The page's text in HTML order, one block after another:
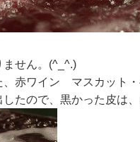
ません。(^_^.)
、赤ワイン マスカット
たので、黒かった皮は、